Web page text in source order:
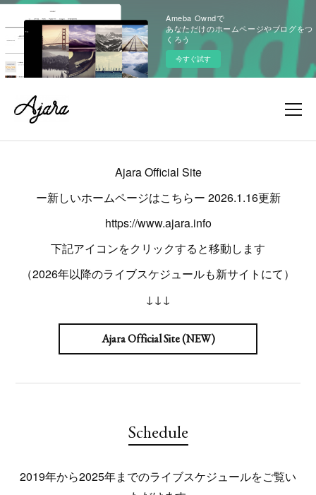
Ameba Owndで
あなただけのホームページやブログをつ
くろう
今すぐ試す
Ajara Official Site
ー新しいホームページはこちらー 2026.1.16更新
https://www.ajara.info
下記アイコンをクリックすると移動します
（2026年以降のライブスケジュールも新サイトにて）
↓↓↓
Ajara Official Site (NEW)
Schedule
2019年から2025年までのライブスケジュールをご覧い